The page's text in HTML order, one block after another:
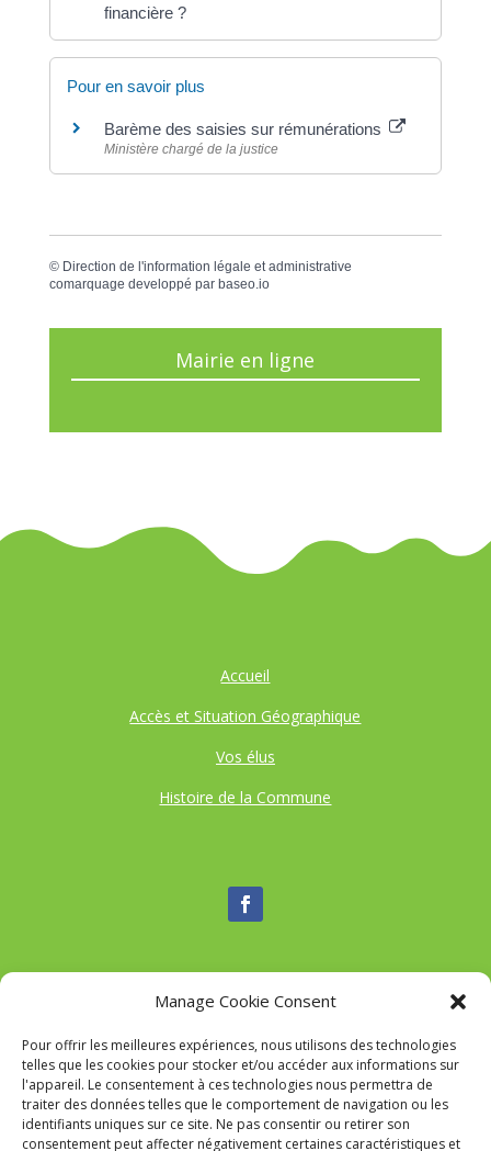
Manage Cookie Consent
Pour offrir les meilleures expériences, nous utilisons des technologies
telles que les cookies pour stocker et/ou accéder aux informations sur
l'appareil. Le consentement à ces technologies nous permettra de
traiter des données telles que le comportement de navigation ou les
identifiants uniques sur ce site. Ne pas consentir ou retirer son
consentement peut affecter négativement certaines caractéristiques et
financière ?
Pour en savoir plus
Barème des saisies sur rémunérations
Ministère chargé de la justice
© Direction de l'information légale et administrative
comarquage developpé par baseo.io
Mairie en ligne
Accueil
Accès et Situation Géographique
Vos élus
Histoire de la Commune
Nous contacter
Tél :04 95 52 84 88
Mail:commune-de-tavaco@orange.fr
Adresse :Figarella 20167 TAVACO